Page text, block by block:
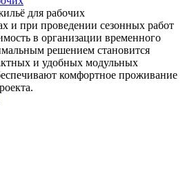
для рабочих
и при проведении сезонных работ
в организации временного
решением становится
и удобных модульных
комфортное проживание